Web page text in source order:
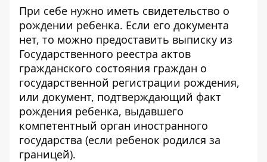
При себе нужно иметь свидетельство о
рождении ребенка. Если его документа
нет, то можно предоставить выписку из
Государственного реестра актов
гражданского состояния граждан о
государственной регистрации рождения,
или документ, подтверждающий факт
рождения ребенка, выдавшего
компетентный орган иностранного
государства (если ребенок родился за
границей).